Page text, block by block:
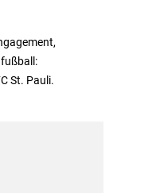
St. Pauli.